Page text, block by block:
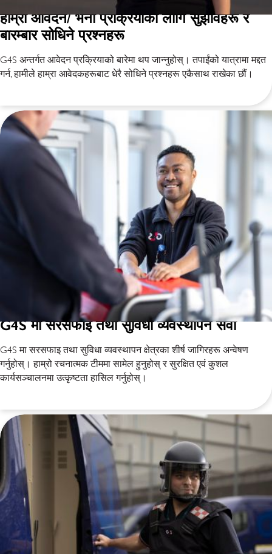
हाम्रो आवेदन/ भर्ना प्रक्रियाको लागि सुझावहरू र
बारम्बार सोधिने प्रश्नहरू
G4S अन्तर्गत आवेदन प्रक्रियाको बारेमा थप जान्नुहोस्। तपाईंको यात्रामा मद्दत
गर्न, हामीले हाम्रा आवेदकहरूबाट धेरै सोधिने प्रश्नहरू एकैसाथ राखेका छौं।
G4S मा सरसफाइ तथा सुविधा व्यवस्थापन सेवा
G4S मा सरसफाइ तथा सुविधा व्यवस्थापन क्षेत्रका शीर्ष जागिरहरू अन्वेषण
गर्नुहोस्। हाम्रो रचनात्मक टीममा सामेल हुनुहोस् र सुरक्षित एवं कुशल
कार्यसञ्चालनमा उत्कृष्टता हासिल गर्नुहोस्।